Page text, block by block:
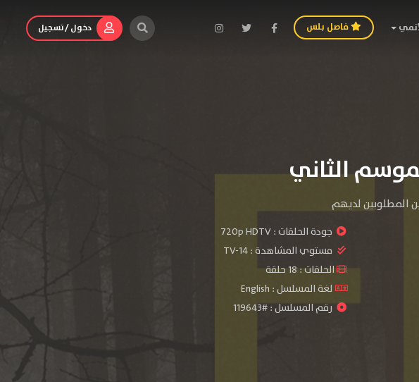
فاصل بلس دخول / تسجيل
المطلوبين لديهم
جودة الحلقات :720p HDTV
مستوي المشاهدة :TV-14
الحلقات : 18 حلقة
لغة المسلسل : English
رقم المسلسل : #119643